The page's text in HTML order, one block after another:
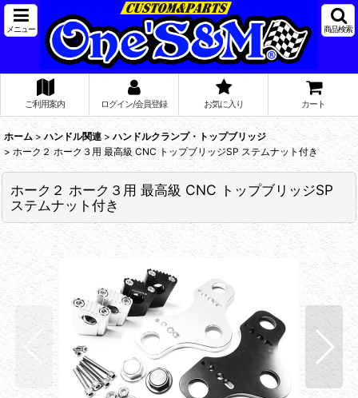
メニュー 商品検索
ご利用案内 ログイン/会員登録 お気に入り カート
ホーム > ハンドル関連 > ハンドルクランプ・トップブリッジ
> ホーク２ ホーク３用 最高級 CNC トップブリッジSP ステムナット付き
ホーク２ ホーク３用 最高級 CNC トップブリッジSP
ステムナット付き